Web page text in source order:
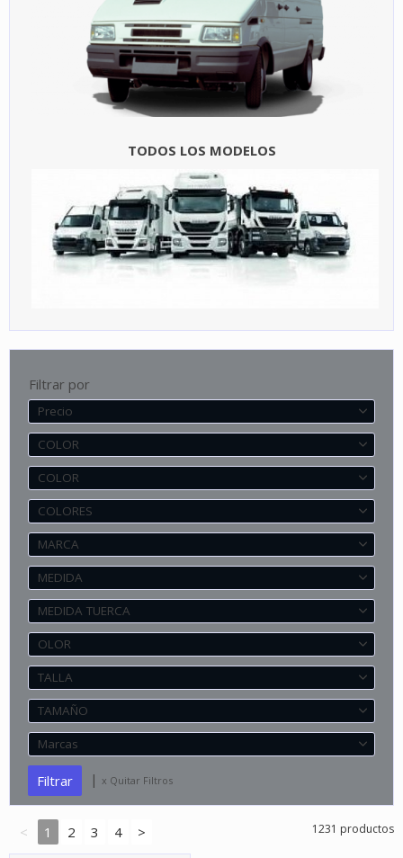
TODOS LOS MODELOS
Filtrar por
Precio
COLOR
COLOR
COLORES
MARCA
MEDIDA
MEDIDA TUERCA
OLOR
TALLA
TAMAÑO
Marcas
| x Quitar Filtros
< 1 2 3 4 > 1231 productos